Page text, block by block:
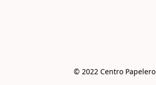
© 2022 Centro Papelero